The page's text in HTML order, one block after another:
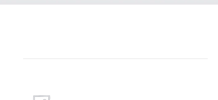
چاپ دیجیتال, خدمات